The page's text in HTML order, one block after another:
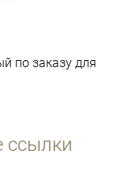
по заказу для
ссылки